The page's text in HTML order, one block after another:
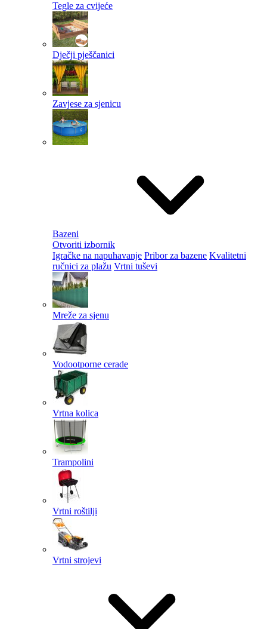
Tegle za cvijeće
Dječji pješčanici
Zavjese za sjenicu
Bazeni
Otvoriti izbornik
Igračke na napuhavanje Pribor za bazene Kvalitetni
ručnici za plažu Vrtni tuševi
Mreže za sjenu
Vodootporne cerade
Vrtna kolica
Trampolini
Vrtni roštilji
Vrtni strojevi